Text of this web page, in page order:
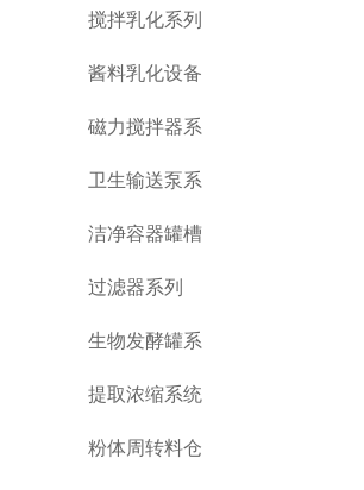
搅拌乳化系列
酱料乳化设备
磁力搅拌器系
卫生输送泵系
洁净容器罐槽
过滤器系列
生物发酵罐系
提取浓缩系统
粉体周转料仓